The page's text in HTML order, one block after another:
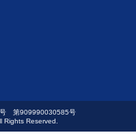
第909990030585号
Rights Reserved.